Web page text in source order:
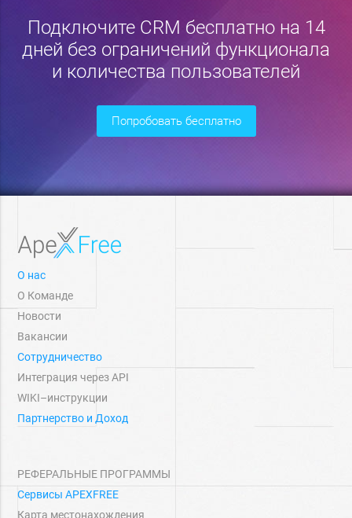
Подключите CRM бесплатно на 14
дней без ограничений функционала
и количества пользователей
попробовать бесплатно
О нас
О Команде
Новости
Вакансии
Сотрудничество
Интеграция через API
WIKI–инструкции
Партнерство и Доход
РЕФЕРАЛЬНЫЕ ПРОГРАММЫ
Сервисы APEXFREE
Карта местонахождения